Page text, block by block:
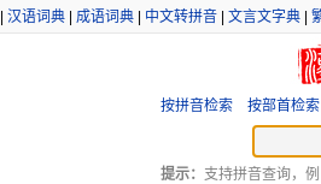
汉语词典| 成语词典| 中文转拼音| 文言文字典|
按拼音检索 按部首检索
提示： 支持拼音查询，例